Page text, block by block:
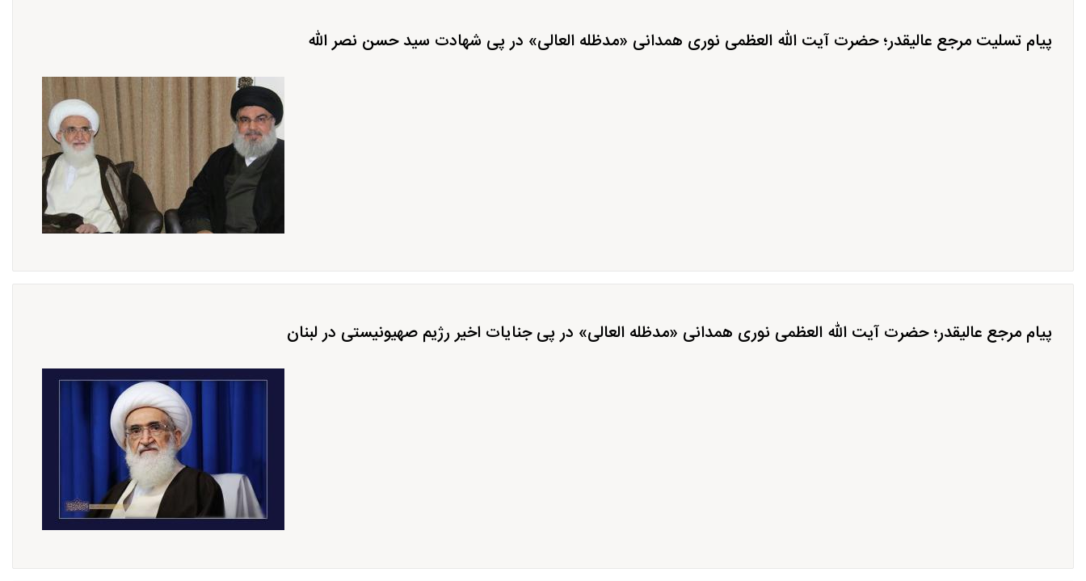
پیام تسلیت مرجع عالیقدر؛ حضرت آیت الله العظمی نوری همدانی «مدظله العالی» در پی شهادت سید حسن نصر الله
پیام مرجع عالیقدر؛ حضرت آیت الله العظمی نوری همدانی «مدظله العالی» در پی جنایات اخیر رژیم صهیونیستی در لبنان